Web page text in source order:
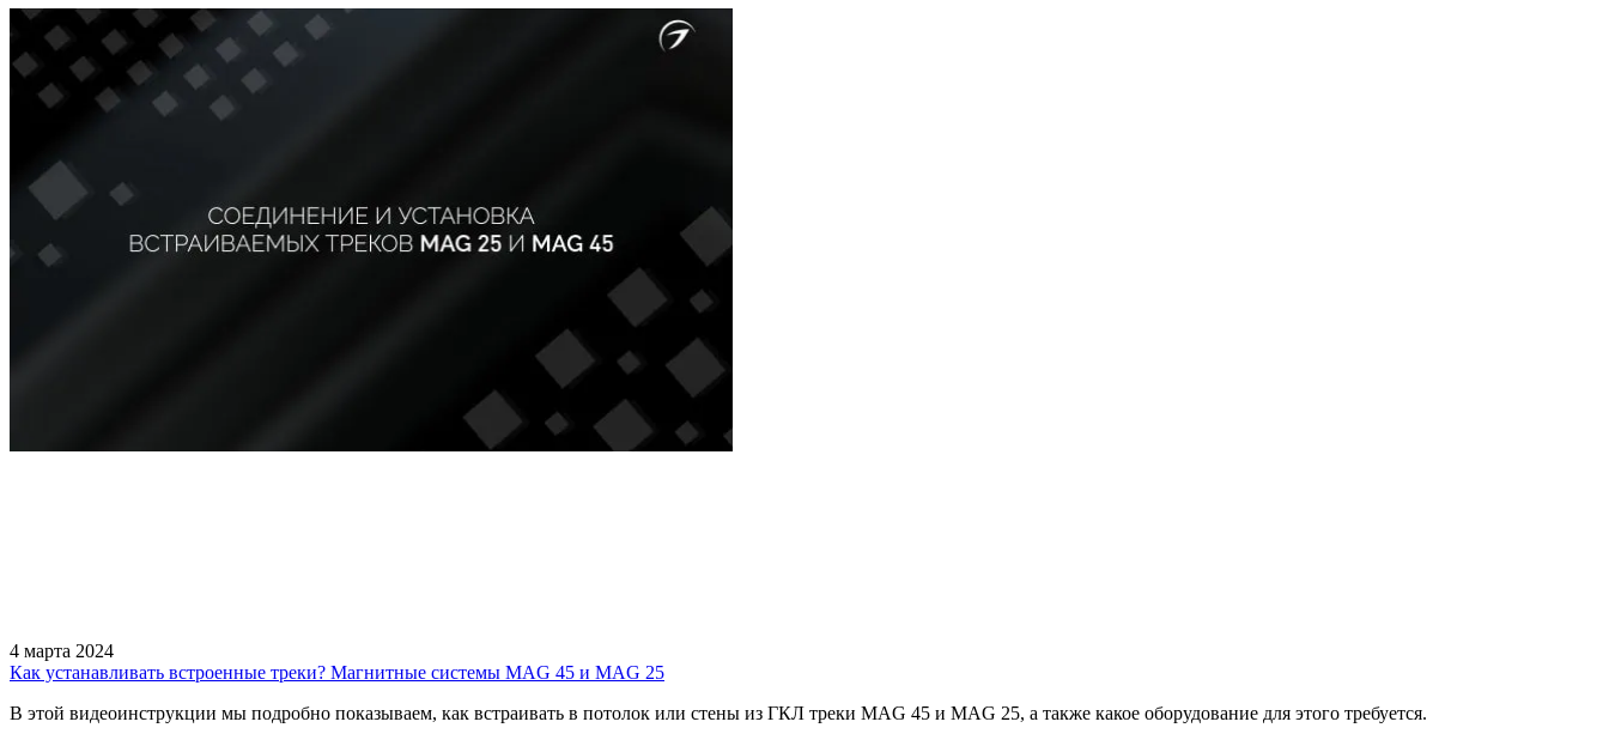
4 марта 2024
Как устанавливать встроенные треки? Магнитные системы MAG 45 и MAG 25
В этой видеоинструкции мы подробно показываем, как встраивать в потолок или стены из ГКЛ треки MAG 45 и MAG 25, а также какое оборудование для этого требуется.